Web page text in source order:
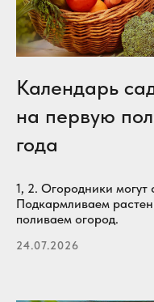
Календарь
на первую
года
1, 2. Огородники могут
Подкармливаем
поливаем огород.
24.07.2026